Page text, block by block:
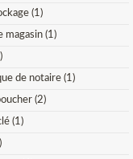
(1)
magasin (1)
de notaire (1)
(2)
(1)